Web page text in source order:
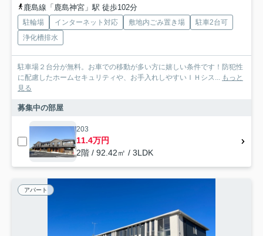
鹿島線「鹿島神宮」駅 徒歩102分
駐輪場 インターネット対応 敷地内ごみ置き場
駐車2台可
浄化槽排水
駐車場２台分が無料。お車での移動が多い方に嬉しい条件です！防犯性
に配慮したホームセキュリティや、お手入れしやすいＩＨシス... もっと
見る
募集中の部屋
203
11.4万円
2階 / 92.42㎡ / 3LDK
アパート